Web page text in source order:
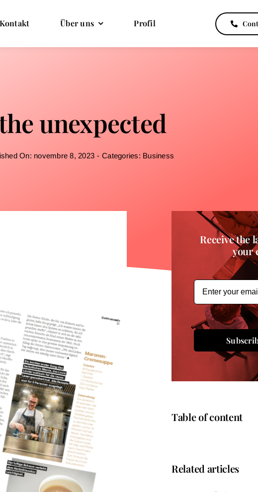
Kontakt Über uns Profil
unexpected
On: novembre 8, 2023 - Categories: Business
Receive the
your
Table of content
Related articles